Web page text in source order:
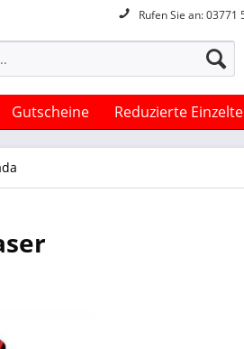
Rufen Sie an: 03771
Gutscheine Reduzierte